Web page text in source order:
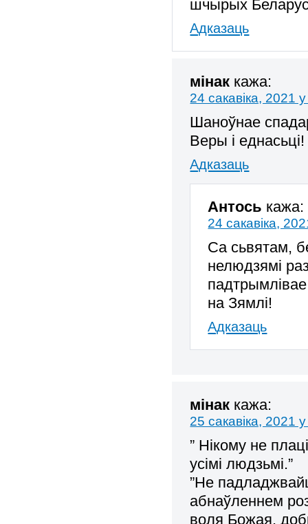
шчырых
Адказаць
мінак кажа:
24 сакавіка, 2021
Шаноўнае
Веры і еднасьці!
Адказаць
Антось кажа:
24 сакавіка,
Са сьвятам,
нелюдзямі
на Зямлі!
Адказаць
мінак кажа:
25 сакавіка, 2021
” Нікому не
усімі людзьмі.”
”Не
абнаўленнем
воля Божая,